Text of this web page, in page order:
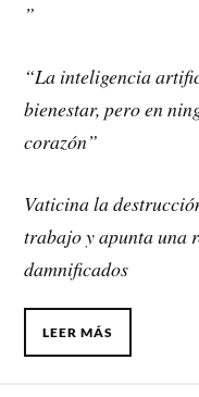
”
“La inteligencia
bienestar, pero en
corazón”
Vaticina la
trabajo y apunta una
damnificados
LEER MÁS